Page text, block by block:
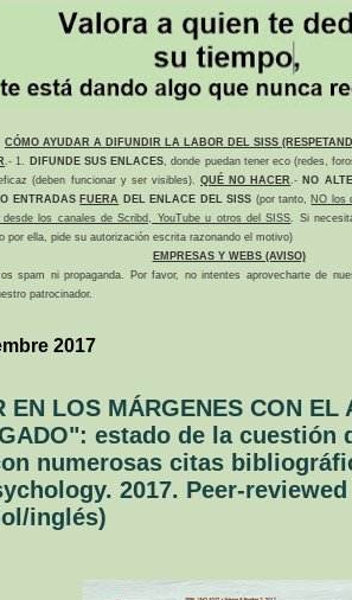
CÓMO AYUDAR A DIFUNDIR LA LABOR DEL SISS
.- 1. DIFUNDE SUS ENLACES, donde puedan tener eco (redes,
(deben funcionar y ser visibles).QUÉ NO HACER.- NO
O ENTRADAS FUERA DEL ENLACE DEL SISS (por tanto, NO los
desde los canales de Scribd, YouTube u otros del SISS. Si
por ella, pide su autorización escrita razonando el motivo)
EMPRESAS Y WEBS (AVISO)
spam ni propaganda. Por favor, no intentes aprovecharte de
patrocinador.
2017
EN LOS MÁRGENES CON EL
estado de la cuestión
numerosas citas
2017. Peer-
inglés)